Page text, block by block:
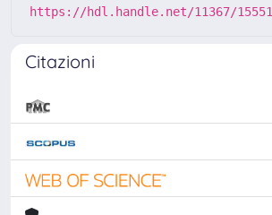
https://hdl.handle.net/11367/15551
Citazioni